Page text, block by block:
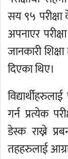
सय ९५ परीक्षा
अपनाएर
जानकारी
दिएका थिए।
गर्न प्रत्येक
डेस्क राख्ने
तहहरुलाई